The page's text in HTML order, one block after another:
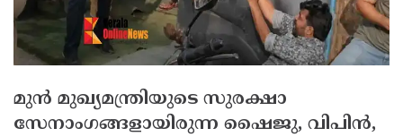
മുന്‍ മുഖ്യമന്ത്രിയുടെ സുരക്ഷാ
സേനാംഗങ്ങളായിരുന്ന ഷൈജു, വിപിന്‍,